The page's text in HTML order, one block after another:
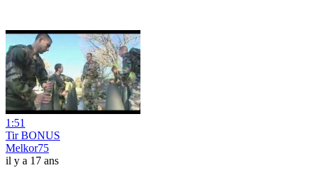
1:51
Tir BONUS
Melkor75
il y a 17 ans